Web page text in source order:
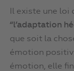
Il existe une
“l’adaptation
que soit la
émotion
émotion, elle